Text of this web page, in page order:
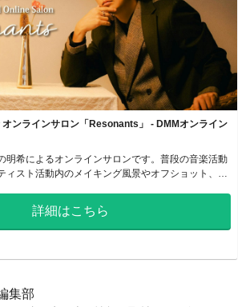
オンラインサロン「Resonants」 - DMMオンライン
明希によるオンラインサロンです。普段の音楽活動
ィスト活動内のメイキング風景やオフショット、相
詳細はこちら
集部